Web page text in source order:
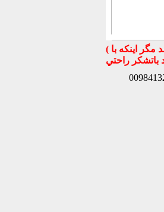
( تذكر مهم : به استحضار تمامي كاربران عزيز ميرساند كه سايت جهان ماشين در قبال معامله بين كاربران هيچ مسوليتي را پذيرا نميباشد مگر اينكه با